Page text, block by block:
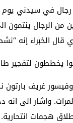
رجال في سيدني
الرجال
الخبراء إنه
غريف
هجمات انتحارية.